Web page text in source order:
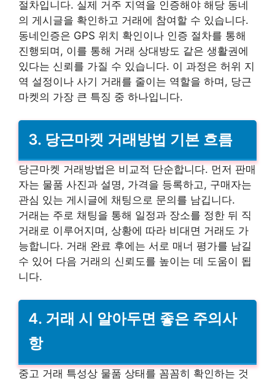
절차입니다. 실제 거주 지역을 인증해야 해당 동네
의 게시글을 확인하고 거래에 참여할 수 있습니다.
동네인증은 GPS 위치 확인이나 인증 절차를 통해
진행되며, 이를 통해 거래 상대방도 같은 생활권에
있다는 신뢰를 가질 수 있습니다. 이 과정은 허위 지
역 설정이나 사기 거래를 줄이는 역할을 하며, 당근
마켓의 가장 큰 특징 중 하나입니다.
3. 당근마켓 거래방법 기본 흐름
당근마켓 거래방법은 비교적 단순합니다. 먼저 판매
자는 물품 사진과 설명, 가격을 등록하고, 구매자는
관심 있는 게시글에 채팅으로 문의를 남깁니다.
거래는 주로 채팅을 통해 일정과 장소를 정한 뒤 직
거래로 이루어지며, 상황에 따라 비대면 거래도 가
능합니다. 거래 완료 후에는 서로 매너 평가를 남길
수 있어 다음 거래의 신뢰도를 높이는 데 도움이 됩
니다.
4. 거래 시 알아두면 좋은 주의사
항
중고 거래 특성상 물품 상태를 꼼꼼히 확인하는 것